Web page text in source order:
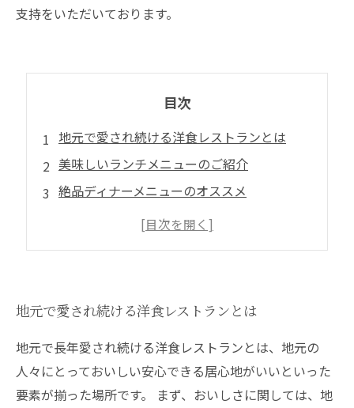
支持をいただいております。
目次
地元で愛され続ける洋食レストランとは
美味しいランチメニューのご紹介
絶品ディナーメニューのオススメ
地元の食材を使ったこだわりメニュー
地元で愛され続ける洋食レストランとは
地元で長年愛され続ける洋食レストランとは、地元の
人々にとっておいしい安心できる居心地がいいといった
要素が揃った場所です。 まず、おいしさに関しては、地